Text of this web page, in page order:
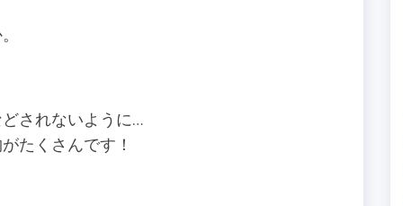
されないように…
たくさんです！